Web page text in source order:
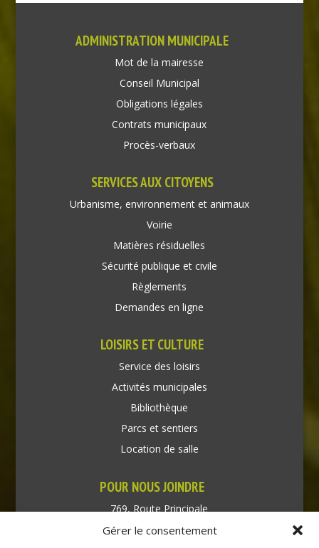
Gérer le consentement
ADMINISTRATION MUNICIPALE
Mot de la mairesse
Conseil Municipal
Obligations légales
Contrats municipaux
Procès-verbaux
SERVICES AUX CITOYENS
Urbanisme, environnement et animaux
Voirie
Matières résiduelles
Sécurité publique et civile
Règlements
Demandes en ligne
LOISIRS ET CULTURE
Service des loisirs
Activités municipales
Bibliothèque
Parcs et sentiers
Location de salle
POUR NOUS JOINDRE
769, Route Principale
Très-Saint-Rédempteur